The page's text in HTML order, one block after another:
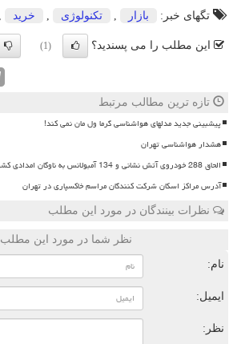
تگهای خبر: بازار تكنولوژی خرید
این مطلب را می پسندید؟ (1)
تازه ترین مطالب مرتبط
پیشبینی جدید مدلهای هواشناسی گرما ول مان نمی کند!
هشدار هواشناسی تهران
الحاق 288 خودروی آتش نشانی و 134 آمبولانس به ناوگان امدادی کشور
آدرس مراکز اسکان شرکت کنندگان مراسم خاکسپاری در تهران
نظرات بینندگان در مورد این مطلب
نظر شما در مورد این مطلب
نام:
ایمیل:
نظر: